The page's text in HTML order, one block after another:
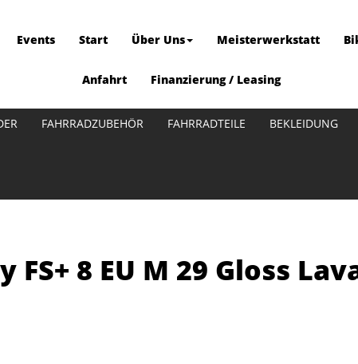
Events Start Über Uns Meisterwerkstatt
Anfahrt Finanzierung / Leasing
FAHRRADZUBEHÖR FAHRRADTEILE BEKLEIDUNG
FS+ 8 EU M 29 Gloss